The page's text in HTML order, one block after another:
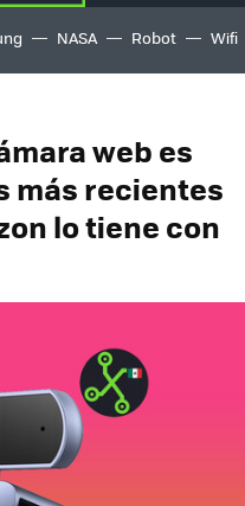
NASA Robot Wifi
web es
más recientes
lo tiene con